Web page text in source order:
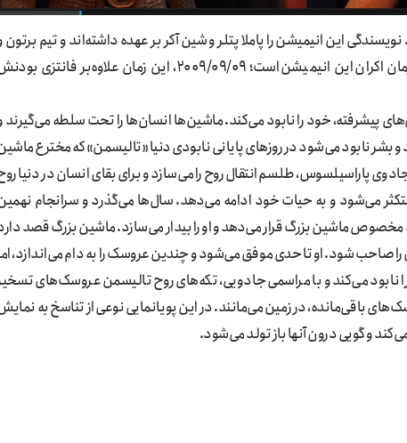
شین آکرا است. نویسندگی این انیمیشن را پاملا پتلر و شین آکر بر عهده داشته‌اند و تیم برتون
تیمور بکمامبتوف تهیه‌کنندگان آن بوده‌اند. نکتهٔ جالب، زمان اکران این انیمیشن است؛ ۲۰۰۹/۰۹/۰۹، این زمان علاوه‌بر فانتزی
ماشین‌های پیشرفته، خود را نابود می‌کند. ماشین‌ها انسان‌ها را تحت سلطه می‌گیرند
نابود می‌شود در روزهای پایانی نابودی دنیا «تالیسمن» که مخترع
پاراسیلسوس، طلسم انتقال روح را می‌سازد و برای بقای انسان در دنیا
می‌شود و به حیات خود ادامه می‌دهد. سال‌ها می‌گذرد و سرانجام
مخصوص ماشین بزرگ قرار می‌دهد و او را بیدار می‌سازد. ماشین بزرگ قصد
صاحب شود. او تا حدی موفق می‌شود و چندین عروسک را به دام می‌اندازد،
می‌کند و با مراسمی جادویی، تکه‌های روح تالیسمن عروسک‌های
باقی‌مانده، در زمین می‌مانند. در این پویانمایی نوعی از تناسخ به
و گویی درون آنها باز تولد می‌شود.